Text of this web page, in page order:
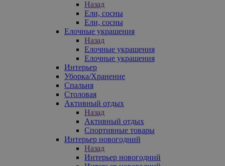
Назад
Ели, сосны
Ели, сосны
Елочные украшения
Назад
Елочные украшения
Елочные украшения
Интерьер
Уборка/Хранение
Спальня
Столовая
Активный отдых
Назад
Активный отдых
Спортивные товары
Интерьер новогодний
Назад
Интерьер новогодний